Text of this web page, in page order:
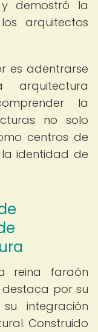
demostró la
arquitectos
es adentrarse
la
no solo
centros de
identidad de
reina faraón
destaca por su
integración
Construido